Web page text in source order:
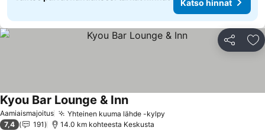
Katso hinnat
Jaa
Aamiaismajoitus Yhteinen kuuma lähde -kylpy
Kyou Bar Lounge & InnKatso hinnat
7,4 191 14.0 km kohteesta Keskusta